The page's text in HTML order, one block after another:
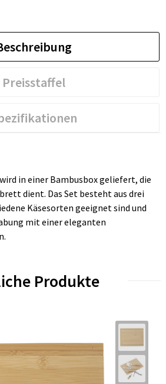
Preisstaffel
in einer Bambusbox geliefert, die
dient. Das Set besteht aus drei
Käsesorten geeignet sind und
mit einer eleganten
Produkte